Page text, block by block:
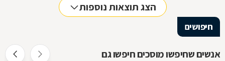
הצג תוצאות נוספות
חיפושים
אנשים שחיפשו מוסכים חיפשו גם